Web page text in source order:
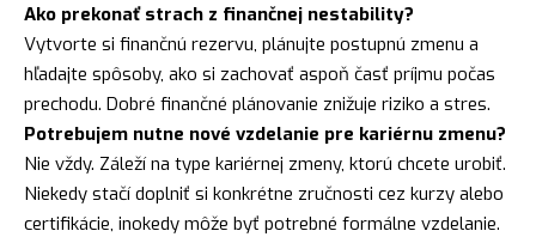
Ako prekonať strach z finančnej nestability?
Vytvorte si finančnú rezervu, plánujte postupnú zmenu a
hľadajte spôsoby, ako si zachovať aspoň časť príjmu počas
prechodu. Dobré finančné plánovanie znižuje riziko a stres.
Potrebujem nutne nové vzdelanie pre kariérnu zmenu?
Nie vždy. Záleží na type kariérnej zmeny, ktorú chcete urobiť.
Niekedy stačí doplniť si konkrétne zručnosti cez kurzy alebo
certifikácie, inokedy môže byť potrebné formálne vzdelanie.